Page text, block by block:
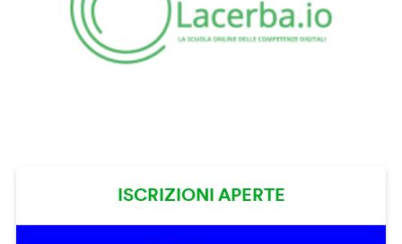
ISCRIZIONI APERTE